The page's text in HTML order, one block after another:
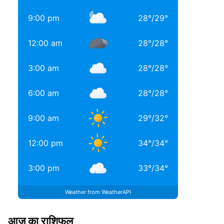
9:00 pm 28°/29°
12:00 am 28°/28°
3:00 am 28°/28°
6:00 am 28°/28°
9:00 am 29°/32°
12:00 pm 34°/34°
3:00 pm 33°/34°
Weather from WeatherAPI
आज का राशिफल